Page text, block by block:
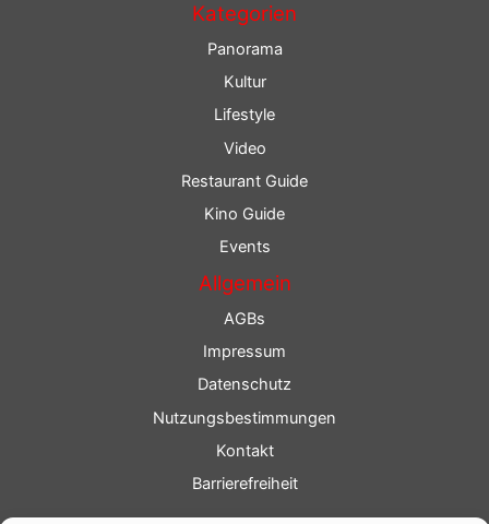
Kategorien
Panorama
Kultur
Lifestyle
Video
Restaurant Guide
Kino Guide
Events
Allgemein
AGBs
Impressum
Datenschutz
Nutzungsbestimmungen
Kontakt
Barrierefreiheit